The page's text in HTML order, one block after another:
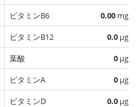
ビタミンB6
0.00 mg
ビタミンB12
0.0 µg
葉酸
0 µg
ビタミンA
0 µg
ビタミンD
0.0 µg